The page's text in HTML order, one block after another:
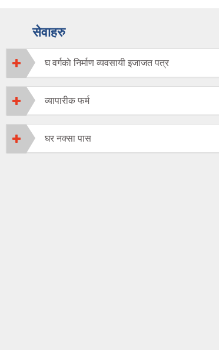
सेवाहरु
घ वर्गकाे निर्माण व्यवसायी इजाजत पत्र
व्यापारीक फर्म
घर नक्सा पास